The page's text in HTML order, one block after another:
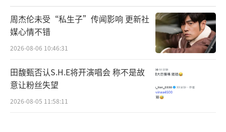
周杰伦未受“私生子”传闻影响 更新社
媒心情不错
2026-08-06 10:46:31
田馥甄否认S.H.E将开演唱会 称不是故
意让粉丝失望
2026-08-05 11:58:11